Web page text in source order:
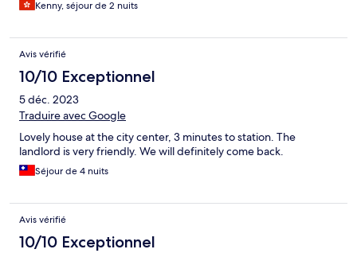
Kenny, séjour de 2 nuits
Avis vérifié
10/10 Exceptionnel
5 déc. 2023
Traduire avec Google
Lovely house at the city center, 3 minutes to station. The
landlord is very friendly. We will definitely come back.
Séjour de 4 nuits
Avis vérifié
10/10 Exceptionnel